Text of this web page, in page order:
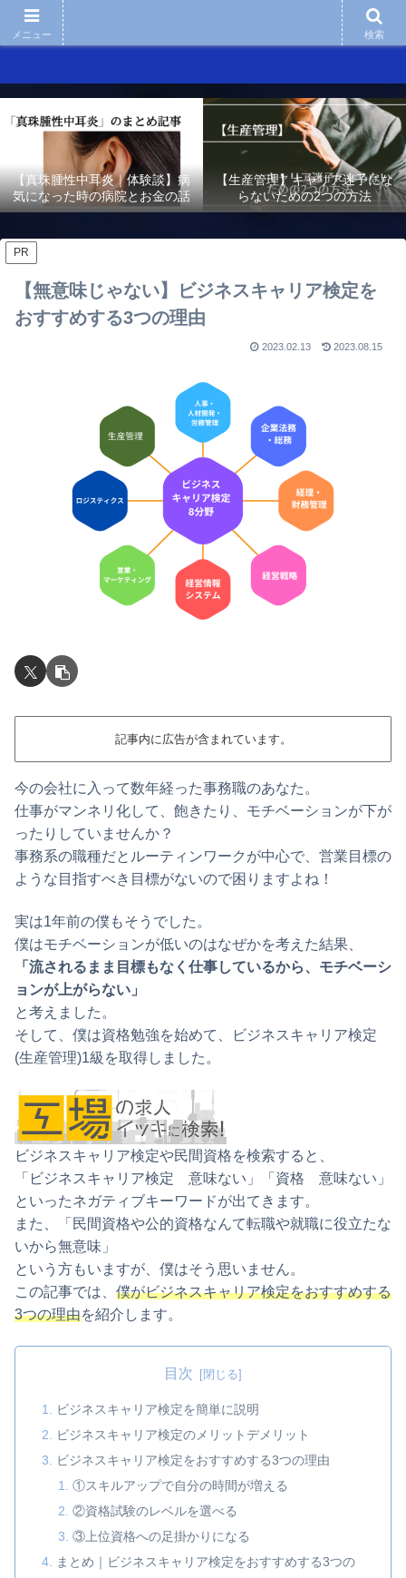
【真珠腫性中耳炎｜体験談】病
気になった時の病院とお金の話
【生産管理】キャリア迷子にな
らないための2つの方法
PR
【無意味じゃない】ビジネスキャリア検定を
おすすめする3つの理由
2023.02.13 2023.08.15
記事内に広告が含まれています。
今の会社に入って数年経った事務職のあなた。
仕事がマンネリ化して、飽きたり、モチベーションが下が
ったりしていませんか？
事務系の職種だとルーティンワークが中心で、営業目標の
ような目指すべき目標がないので困りますよね！
実は1年前の僕もそうでした。
僕はモチベーションが低いのはなぜかを考えた結果、
「流されるまま目標もなく仕事しているから、モチベーシ
ョンが上がらない」
と考えました。
そして、僕は資格勉強を始めて、ビジネスキャリア検定
(生産管理)1級を取得しました。
ビジネスキャリア検定や民間資格を検索すると、
「ビジネスキャリア検定 意味ない」「資格 意味ない」
といったネガティブキーワードが出てきます。
また、「民間資格や公的資格なんて転職や就職に役立たな
いから無意味」
という方もいますが、僕はそう思いません。
この記事では、 僕がビジネスキャリア検定をおすすめする
3つの理由を紹介します。
目次
ビジネスキャリア検定を簡単に説明
ビジネスキャリア検定のメリットデメリット
ビジネスキャリア検定をおすすめする3つの理由
①スキルアップで自分の時間が増える
②資格試験のレベルを選べる
③上位資格への足掛かりになる
まとめ｜ビジネスキャリア検定をおすすめする3つの
メニュー 検索